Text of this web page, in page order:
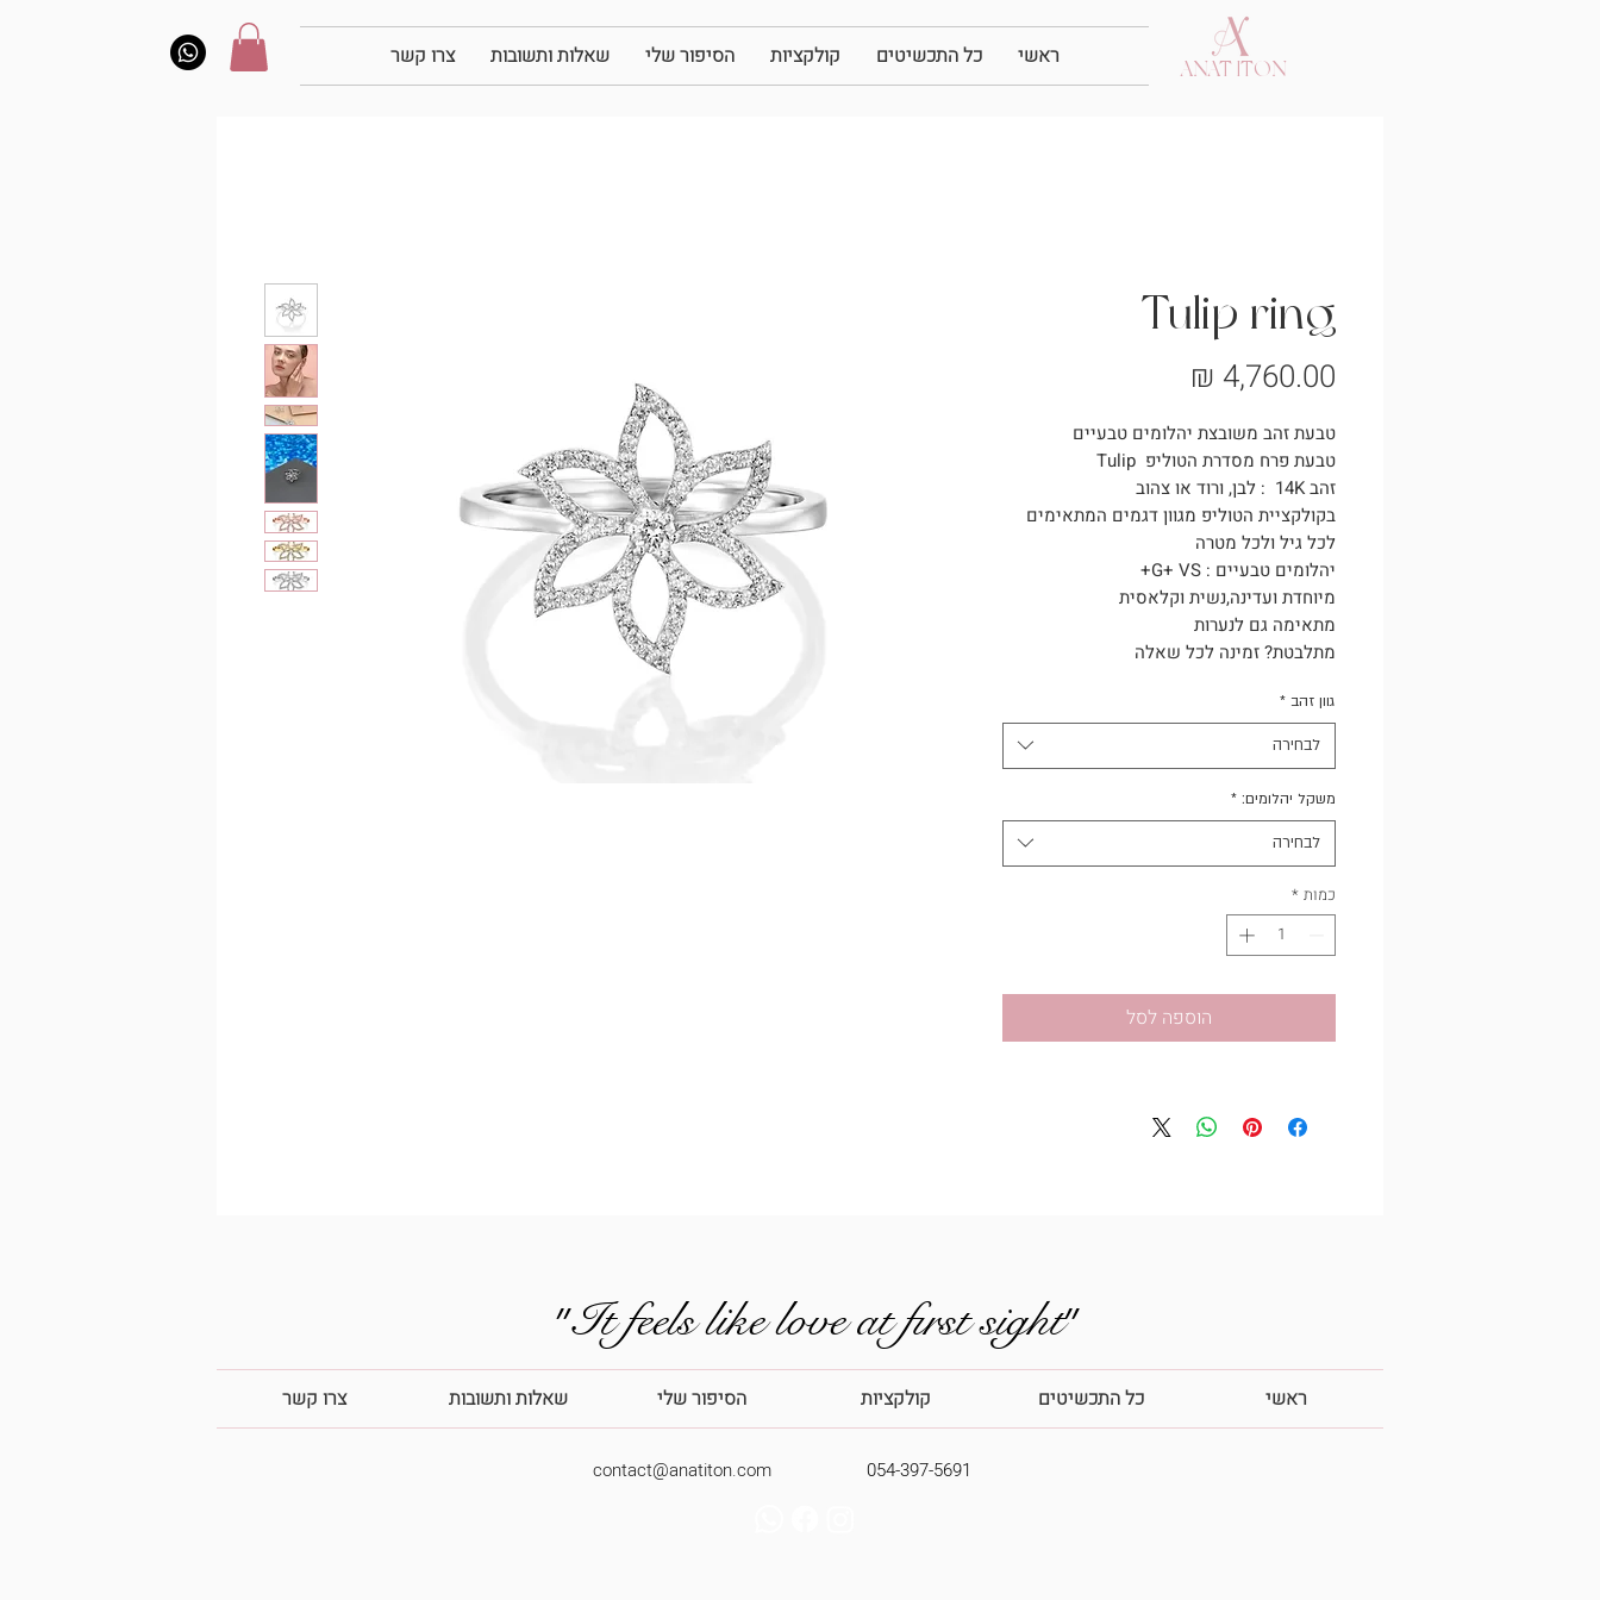
ראשי כל התכשיטים קולקציות הסיפור שלי שאלות ותשובות צרו קשר ANAT ITON
Tulip ring
טבעת זהב משובצת יהלומים טבעיים
טבעת פרח מסדרת הטוליפ Tulip
זהב 14K : לבן, ורוד או צהוב
בקולקציית הטוליפ מגוון דגמים המתאימים
לכל גיל ולכל מטרה
יהלומים טבעיים : G+ VS+
מיוחדת ועדינה,נשית וקלאסית
מתאימה גם לנערות
מתלבטת? זמינה לכל שאלה
גוון זהב *
לבחירה
משקל יהלומים: *
לבחירה
כמות *
הוספה לסל
״It feels like love at first sight״
ראשי כל התכשיטים קולקציות הסיפור שלי שאלות ותשובות צרו קשר
054-397-5691
contact@anatiton.com